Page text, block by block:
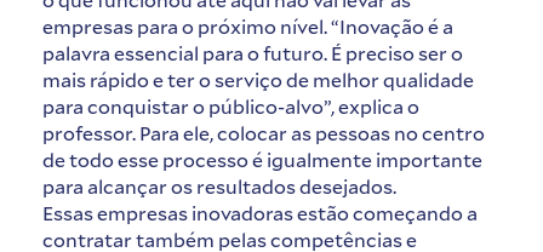
empresas para o próximo nível. “Inovação é a
palavra essencial para o futuro. É preciso ser o
mais rápido e ter o serviço de melhor qualidade
para conquistar o público-alvo”, explica o
professor. Para ele, colocar as pessoas no centro
de todo esse processo é igualmente importante
para alcançar os resultados desejados.
Essas empresas inovadoras estão começando a
contratar também pelas competências e